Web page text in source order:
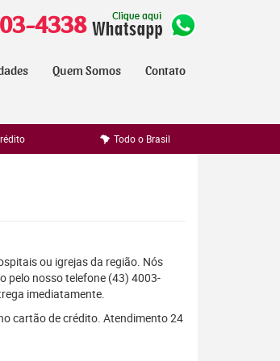
4338
Quem Somos Contato
Todo o Brasil
ou igrejas da região. Nós
pelo nosso telefone (43) 4003-
imediatamente.
cartão de crédito. Atendimento 24